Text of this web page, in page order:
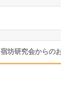
宿坊研究会からの